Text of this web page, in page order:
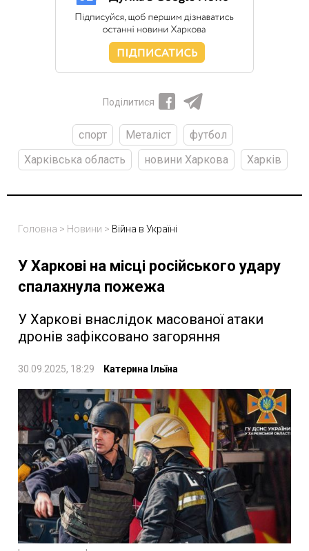
Поділитися
спорт Металіст
футбол
Харківська область
новини Харкова Харків
Головна > Новини > Війна в Україні
У Харкові на місці російського удару
спалахнула пожежа
У Харкові внаслідок масованої атаки
дронів зафіксовано загоряння
30.09.2025, 18:29 Катерина Ільїна